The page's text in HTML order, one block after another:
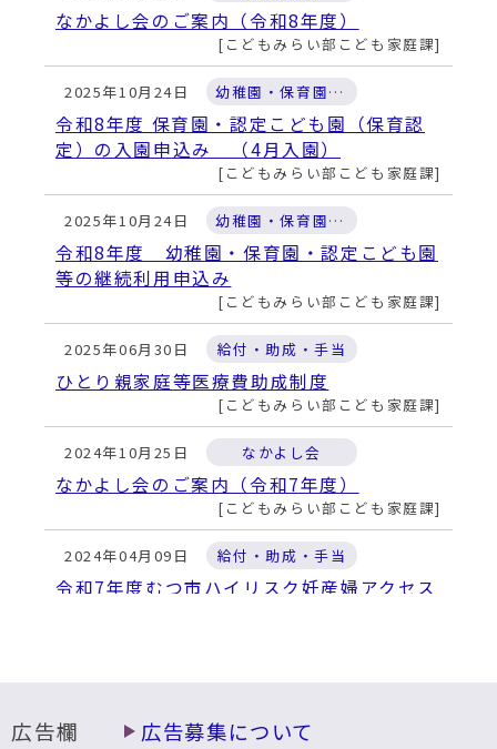
なかよし会のご案内（令和8年度）
こどもみらい部こども家庭課
2025年10月24日 幼稚園・保育園・認定こども園
令和8年度 保育園・認定こども園（保育認
定）の入園申込み （4月入園）
こどもみらい部こども家庭課
2025年10月24日 幼稚園・保育園・認定こども園
令和8年度 幼稚園・保育園・認定こども園
等の継続利用申込み
こどもみらい部こども家庭課
2025年06月30日 給付・助成・手当
ひとり親家庭等医療費助成制度
こどもみらい部こども家庭課
2024年10月25日 なかよし会
なかよし会のご案内（令和7年度）
こどもみらい部こども家庭課
2024年04月09日 給付・助成・手当
令和7年度むつ市ハイリスク妊産婦アクセス
なかよし会のご案内（令和6年度）
こどもみらい部こども家庭課
広告欄 広告募集について